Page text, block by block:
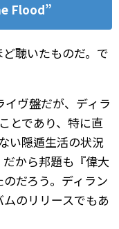
Flood”
聴いたものだ。で
ヴ盤だが、ディラ
とであり、特に直
い隠遁生活の状況
から邦題も『偉大
だろう。ディラン
のリリースでもあ